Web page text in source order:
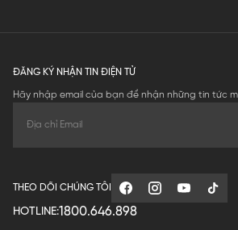
ĐĂNG KÝ NHẬN TIN ĐIỆN TỬ
Hãy nhập email của bạn để nhận những tin tức
THEO DÕI CHÚNG TÔI
HOTLINE:1800.646.898